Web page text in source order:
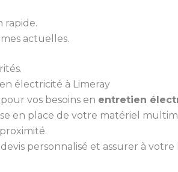
rapide.
actuelles.
électricité à Limeray
vos besoins en entretien
en place de votre matériel
personnalisé et assurer à